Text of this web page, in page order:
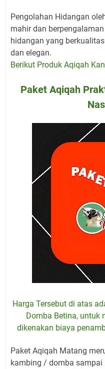
Pengolahan Hidangan
mahir dan
hidangan yang
dan elegan.
Berikut Produk Aqiqah
Paket Aqiqah
Harga Tersebut di atas
Domba Betina, untuk
dikenakan biaya
Paket Aqiqah Matang
kambing / domba